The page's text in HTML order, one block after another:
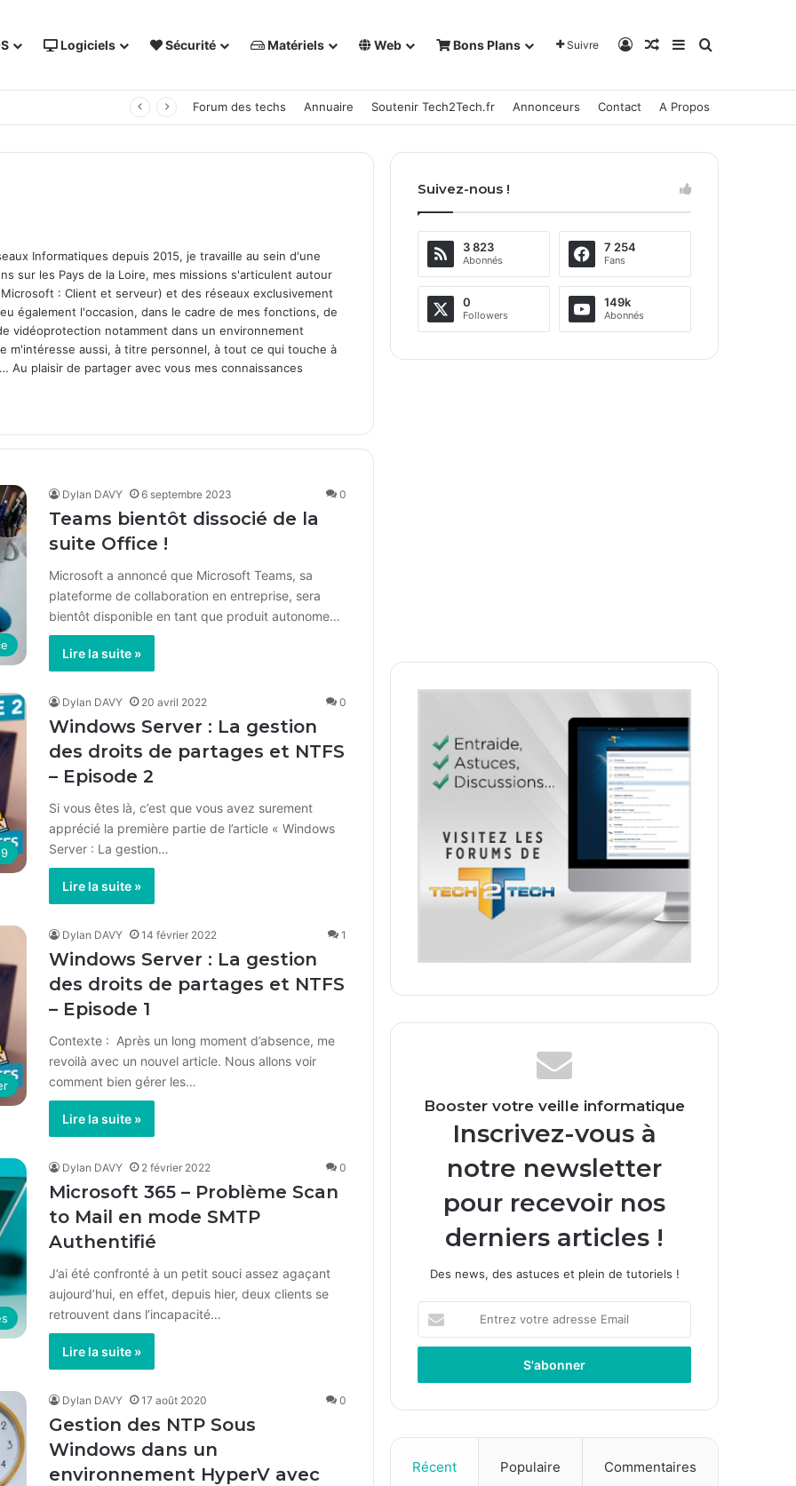
Logiciels Sécurité Matériels Web Bons Plans Suivre Connexion
Article Aléatoire
Sidebar (barre
Rechercher
Forum des techs Annuaire Soutenir Tech2Tech.fr Annonceurs Contact A Propos
Informatiques depuis 2015, je travaille au sein d'une
sur les Pays de la Loire, mes missions s'articulent autour
: Client et serveur) et des réseaux exclusivement
également l'occasion, dans le cadre de mes fonctions, de
vidéoprotection notamment dans un environnement
m'intéresse aussi, à titre personnel, à tout ce qui touche à
Au plaisir de partager avec vous mes connaissances
Dylan DAVY 6 septembre 2023 0
Teams bientôt dissocié de la
suite Office !
Microsoft a annoncé que Microsoft Teams, sa
plateforme de collaboration en entreprise, sera
bientôt disponible en tant que produit autonome…
Lire la suite »
Dylan DAVY 20 avril 2022 0
Windows Server : La gestion
des droits de partages et NTFS
– Episode 2
Si vous êtes là, c’est que vous avez surement
apprécié la première partie de l’article « Windows
Server : La gestion…
Lire la suite »
Dylan DAVY 14 février 2022 1
Windows Server : La gestion
des droits de partages et NTFS
– Episode 1
Contexte : Après un long moment d’absence, me
revoilà avec un nouvel article. Nous allons voir
comment bien gérer les…
Lire la suite »
Dylan DAVY 2 février 2022 0
Microsoft 365 – Problème Scan
to Mail en mode SMTP
Authentifié
J’ai été confronté à un petit souci assez agaçant
aujourd’hui, en effet, depuis hier, deux clients se
retrouvent dans l’incapacité…
Lire la suite »
Dylan DAVY 17 août 2020 0
Gestion des NTP Sous
Windows dans un
environnement HyperV avec
Suivez-nous !
3 823
Abonnés
7 254
Fans
0
Followers
149k
Abonnés
Booster votre veille informatique
Inscrivez-vous à
notre newsletter
pour recevoir nos
derniers articles !
Des news, des astuces et plein de tutoriels !
t
e
o
t
Récent Populaire Commentaires